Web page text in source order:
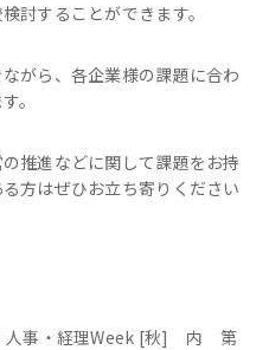
討することができます。
がら、各企業様の課題に合わ
。
推進などに関して課題をお持
方はぜひお立ち寄りください
人事・経理Week [秋] 内 第